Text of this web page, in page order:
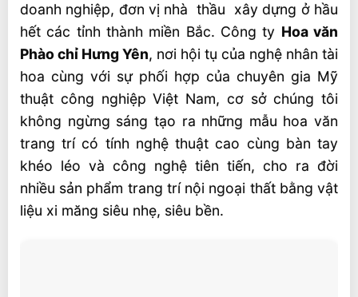
doanh nghiệp, đơn vị nhà thầu xây dựng ở hầu
hết các tỉnh thành miền Bắc. Công ty Hoa văn
Phào chỉ Hưng Yên, nơi hội tụ của nghệ nhân tài
hoa cùng với sự phối hợp của chuyên gia Mỹ
thuật công nghiệp Việt Nam, cơ sở chúng tôi
không ngừng sáng tạo ra những mẫu hoa văn
trang trí có tính nghệ thuật cao cùng bàn tay
khéo léo và công nghệ tiên tiến, cho ra đời
nhiều sản phẩm trang trí nội ngoại thất bằng vật
liệu xi măng siêu nhẹ, siêu bền.